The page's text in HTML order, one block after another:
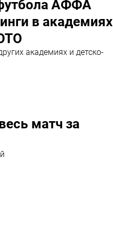
АФФА
в академиях
академиях и детско-
матч за